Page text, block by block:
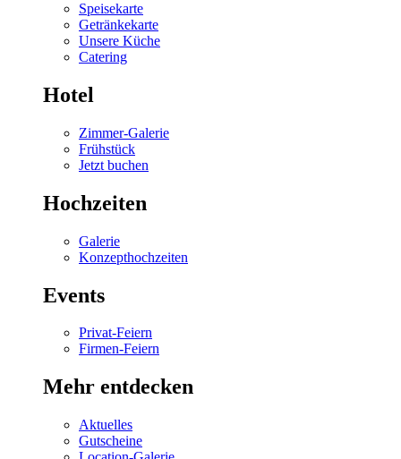
Speisekarte
Getränkekarte
Unsere Küche
Catering
Hotel
Zimmer-Galerie
Frühstück
Jetzt buchen
Hochzeiten
Galerie
Konzepthochzeiten
Events
Privat-Feiern
Firmen-Feiern
Mehr entdecken
Aktuelles
Gutscheine